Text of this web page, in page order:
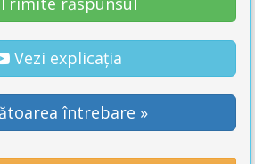
Vezi explicația
întrebare »